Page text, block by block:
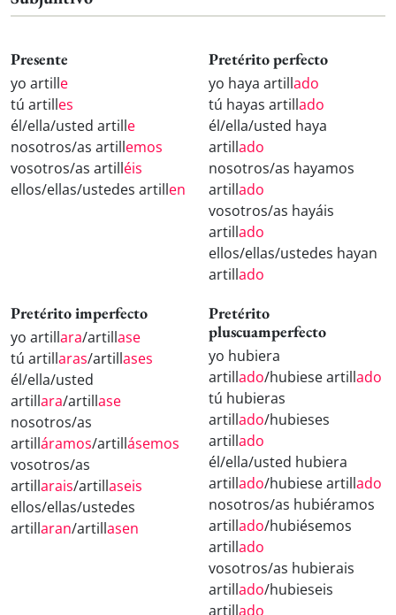
Presente
yo artille
tú artilles
él/ella/usted artille
nosotros/as artillemos
vosotros/as artilléis
ellos/ellas/ustedes artillen
Pretérito perfecto
yo haya artillado
tú hayas artillado
él/ella/usted haya
artillado
nosotros/as hayamos
artillado
vosotros/as hayáis
artillado
ellos/ellas/ustedes hayan
artillado
Pretérito imperfecto
yo artillara/artillase
tú artillaras/artillases
él/ella/usted
artillara/artillase
nosotros/as
artilláramos/artillásemos
vosotros/as
artillarais/artillaseis
ellos/ellas/ustedes
artillaran/artillasen
Pretérito
pluscuamperfecto
yo hubiera
artillado/hubiese artillado
tú hubieras
artillado/hubieses
artillado
él/ella/usted hubiera
artillado/hubiese artillado
nosotros/as hubiéramos
artillado/hubiésemos
artillado
vosotros/as hubierais
artillado/hubieseis
artillado